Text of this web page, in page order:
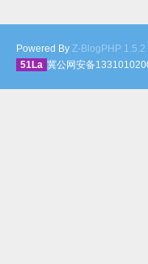
Powered By Z-BlogPHP 1.5.2
51La 冀公网安备